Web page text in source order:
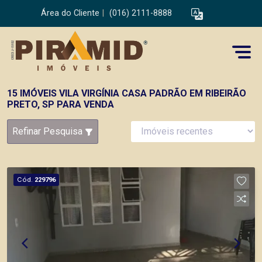
Área do Cliente (016) 2111-8888
15 IMÓVEIS VILA VIRGÍNIA CASA PADRÃO EM RIBEIRÃO
PRETO, SP PARA VENDA
Refinar Pesquisa
Cód. 229796